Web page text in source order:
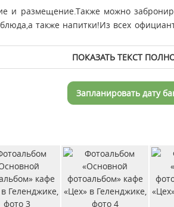
и размещение.Также можно
также напитки!Из всех
ПОКАЗАТЬ ТЕКСТ
Запланировать дату